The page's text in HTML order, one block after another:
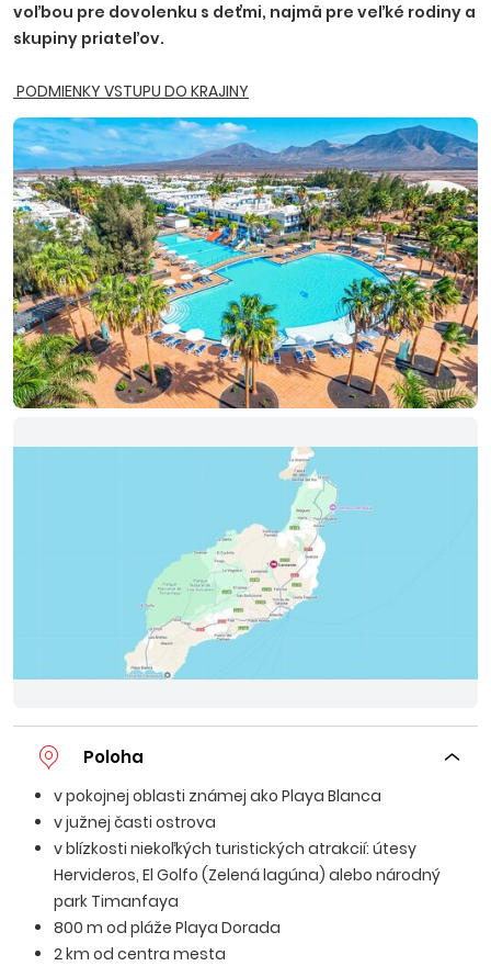
voľbou pre dovolenku s deťmi, najmä pre veľké rodiny a
skupiny priateľov.
PODMIENKY VSTUPU DO KRAJINY
Poloha
v pokojnej oblasti známej ako Playa Blanca
v južnej časti ostrova
v blízkosti niekoľkých turistických atrakcií: útesy
Hervideros, El Golfo (Zelená lagúna) alebo národný
park Timanfaya
800 m od pláže Playa Dorada
2 km od centra mesta